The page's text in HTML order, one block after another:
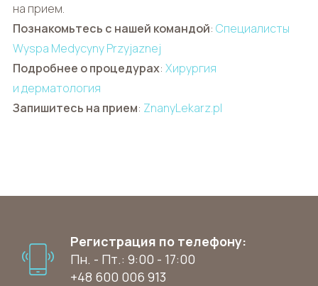
на прием.
Познакомьтесь с нашей командой: Специалисты
Wyspa Medycyny Przyjaznej
Подробнее о процедурах: Хирургия
и дерматология
Запишитесь на прием: ZnanyLekarz.pl
Регистрация по телефону:
Пн. - Пт.: 9:00 - 17:00
+48 600 006 913